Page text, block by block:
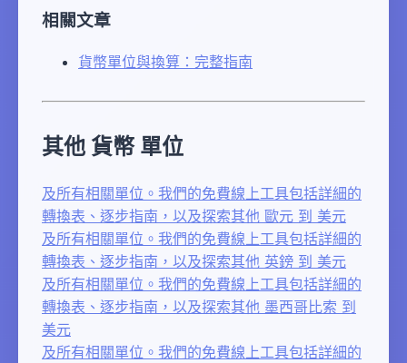
相關文章
貨幣單位與換算：完整指南
其他 貨幣 單位
及所有相關單位。我們的免費線上工具包括詳細的
轉換表、逐步指南，以及探索其他 歐元 到 美元
及所有相關單位。我們的免費線上工具包括詳細的
轉換表、逐步指南，以及探索其他 英鎊 到 美元
及所有相關單位。我們的免費線上工具包括詳細的
轉換表、逐步指南，以及探索其他 墨西哥比索 到
美元
及所有相關單位。我們的免費線上工具包括詳細的